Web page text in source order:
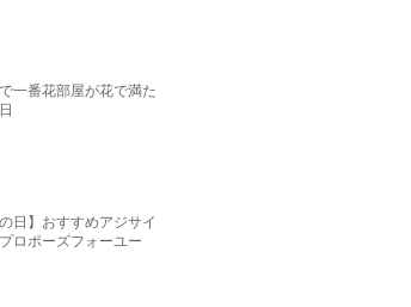
一番花部屋が花で満たさ
の日】おすすめアジサイ
ロポーズフォーユー